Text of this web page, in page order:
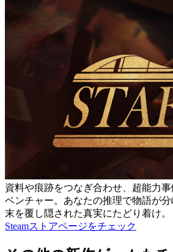
資料や痕跡をつなぎ合わせ、超能力
ベンチャー。あなたの推理で物語が
末を覆し隠された真実にたどり着け。
Steamストアページをチェック